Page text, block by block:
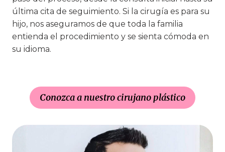
última cita de seguimiento. Si la cirugía es para su
hijo, nos aseguramos de que toda la familia
entienda el procedimiento y se sienta cómoda en
su idioma.
Conozca a nuestro cirujano plástico